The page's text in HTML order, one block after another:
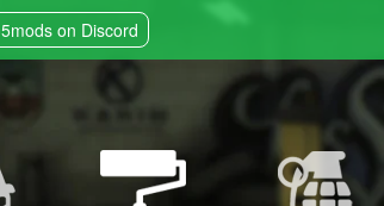
5mods on Discord